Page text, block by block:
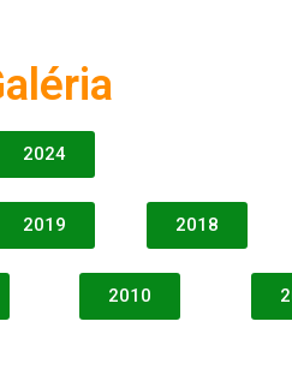
2024
2019 2018
2010